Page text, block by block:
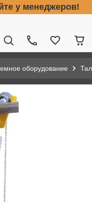
у менеджеров!
оборудование